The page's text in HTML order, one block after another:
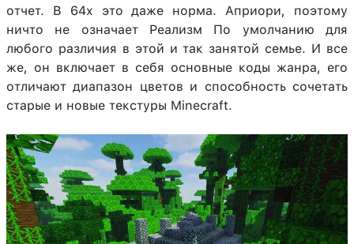
отчет. В 64х это даже норма. Априори, поэтому
ничто не означает Реализм По умолчанию для
любого различия в этой и так занятой семье. И все
же, он включает в себя основные коды жанра, его
отличают диапазон цветов и способность сочетать
старые и новые текстуры Minecraft.